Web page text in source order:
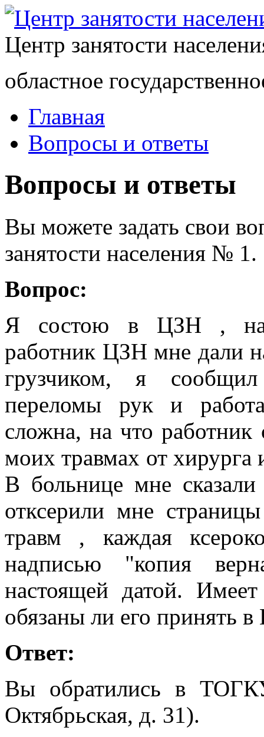
Центр занятости
областное
Главная
Вопросы и ответы
Вопросы и ответы
Вы можете задать свои
занятости населения № 1.
Вопрос:
Я состою в ЦЗН , на
работник ЦЗН мне дали
грузчиком, я
переломы рук и
сложна, на что работник
моих травмах от
В больнице мне
отксерили мне
травм , каждая
надписью "копия
настоящей датой.
обязаны ли его принять
Ответ:
Вы обратились в
Октябрьская, д. 31).